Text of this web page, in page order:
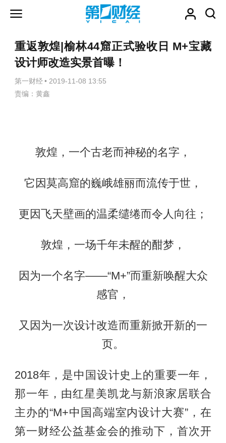
重返敦煌|榆林44窟正式验收日 M+宝藏
设计师改造实景首曝！
第一财经 • 2019-11-08 13:55
责编：黄鑫
敦煌，一个古老而神秘的名字，
它因莫高窟的巍峨雄丽而流传于世，
更因飞天壁画的温柔缱绻而令人向往；
敦煌，一场千年未醒的酣梦，
因为一个名字——“M+”而重新唤醒大众
感官，
又因为一次设计改造而重新掀开新的一
页。
2018年，是中国设计史上的重要一年，
那一年，由红星美凯龙与新浪家居联合
主办的“M+中国高端室内设计大赛”，在
第一财经公益基金会的推动下，首次开